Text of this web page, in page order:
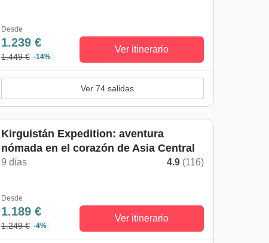
Desde
1.239 €
1.449 € -14%
Ver itinerario
Ver 74 salidas
Kirguistán Expedition: aventura
nómada en el corazón de Asia Central
9 días 4.9 (116)
Desde
1.189 €
1.249 € -4%
Ver itinerario